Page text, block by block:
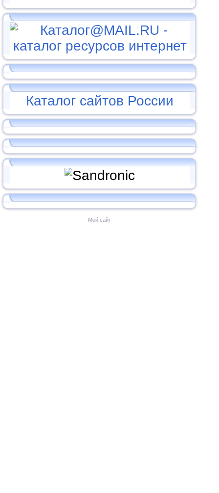
Каталог сайтов России
Мой сайт